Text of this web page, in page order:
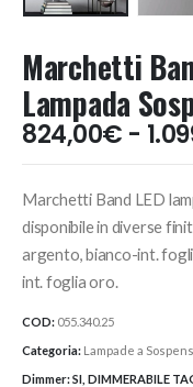
Marchetti
Lampada
824,00€ -
Marchetti Band LED
disponibile in diverse
argento, bianco-int.
int. foglia oro.
COD: 055.340.25
Categoria: Lampade a
Dimmer:SI, DIMMERABILE